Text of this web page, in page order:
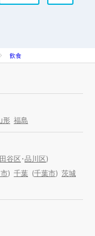
飲食
形 福島
谷区・品川区)
) 千葉 (千葉市) 茨城